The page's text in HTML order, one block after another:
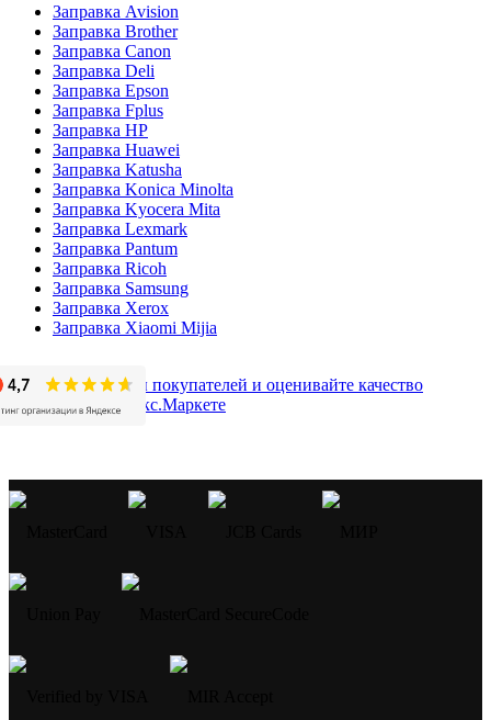
Заправка Avision
Заправка Brother
Заправка Canon
Заправка Deli
Заправка Epson
Заправка Fplus
Заправка HP
Заправка Huawei
Заправка Katusha
Заправка Konica Minolta
Заправка Kyocera Mita
Заправка Lexmark
Заправка Pantum
Заправка Ricoh
Заправка Samsung
Заправка Xerox
Заправка Xiaomi Mijia